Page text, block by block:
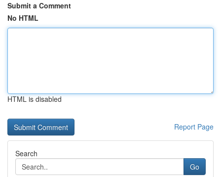
Submit a Comment
No HTML
HTML is disabled
Report Page
Search
Go